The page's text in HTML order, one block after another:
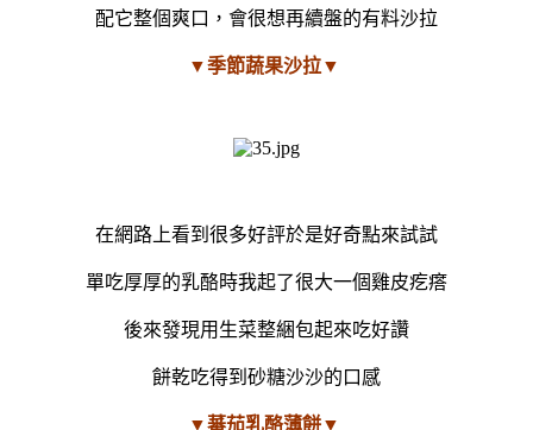
配它整個爽口，會很想再續盤的有料沙拉
▼季節蔬果沙拉▼
在網路上看到很多好評於是好奇點來試試
單吃厚厚的乳酪時我起了很大一個雞皮疙瘩
後來發現用生菜整綑包起來吃好讚
餅乾吃得到砂糖沙沙的口感
▼蕃茄乳酪薄餅▼